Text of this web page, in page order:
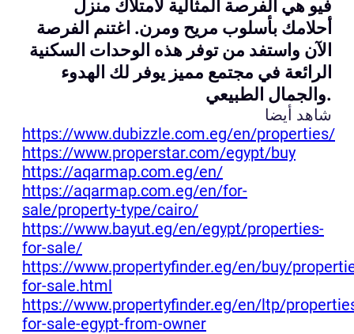
فيو هي الفرصة المثالية لامتلاك منزل
أحلامك بأسلوب مريح ومرن. اغتنم الفرصة
الآن واستفد من توفر هذه الوحدات السكنية
الرائعة في مجتمع مميز يوفر لك الهدوء
والجمال الطبيعي.
شاهد أيضا
https://www.dubizzle.com.eg/en/properties/
https://www.properstar.com/egypt/buy
https://aqarmap.com.eg/en/
https://aqarmap.com.eg/en/for-
sale/property-type/cairo/
https://www.bayut.eg/en/egypt/properties-
for-sale/
https://www.propertyfinder.eg/en/buy/
for-sale.html
https://www.propertyfinder.eg/en/ltp/
for-sale-egypt-from-owner